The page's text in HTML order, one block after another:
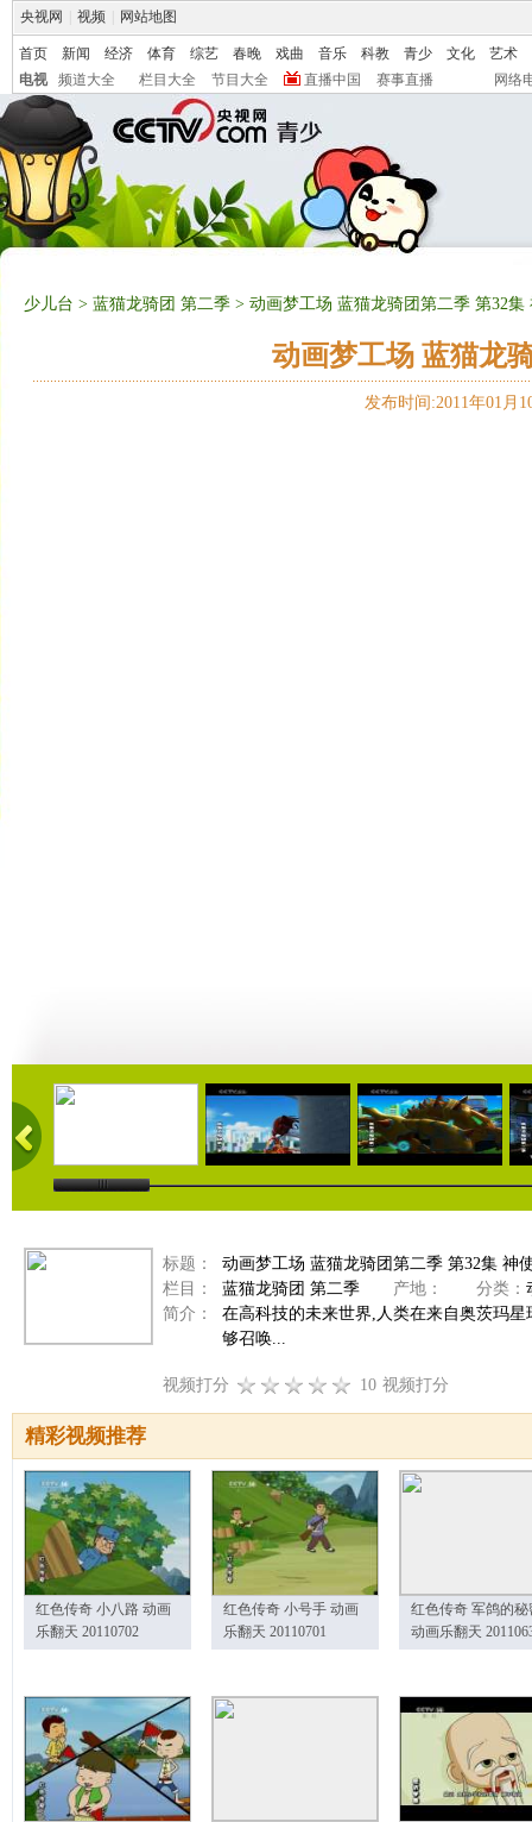
央视网 视频 网站地图
首页 新闻 经济 体育 综艺 春晚 戏曲 音乐 科教 青少 文化
艺术
电视
频道大全 栏目大全 节目大全 直播中国 赛事直播 网络
少儿台 > 蓝猫龙骑团 第二季 > 动画梦工场 蓝猫龙骑团第二季 第32集
动画梦工场 蓝猫龙
发布时间:2011年01月
15:32 15:43 15:33
标题：
动画梦工场 蓝猫龙骑团第二季 第32集 神
栏目：
蓝猫龙骑团 第二季 产地： 分类：
简介：
在高科技的未来世界,人类在来自奥茨玛
够召唤...
视频打分 10 视频打分
精彩视频推荐
红色传奇 小八路 动画
乐翻天 20110702
红色传奇 小号手 动画
乐翻天 20110701
红色传奇 军鸽的秘
动画乐翻天